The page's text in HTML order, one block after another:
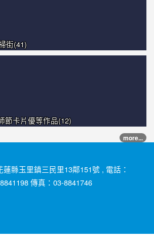
街(41)
節卡片優等作品(12)
more...
蓮縣玉里鎮三民里13鄰151號 , 電話：
傳真：03-8841746